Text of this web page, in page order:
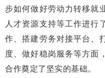
步如何做好劳动力转移就
人才资源支持等工作进行
作、搭建劳务对接平台、
度、做好稳岗服务等方面
合作奠定了坚实的基础。